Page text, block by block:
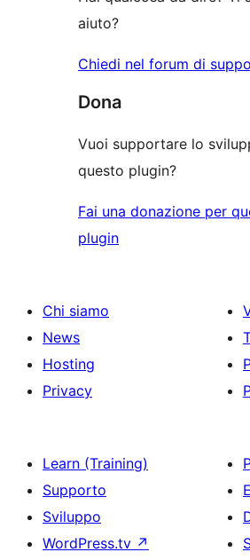
aiuto?
Chiedi nel forum di
Dona
Vuoi supportare lo
questo plugin?
Fai una donazione per
plugin
Chi siamo
News
Hosting
Privacy
Learn (Training)
Supporto
Sviluppo
WordPress.tv ↗